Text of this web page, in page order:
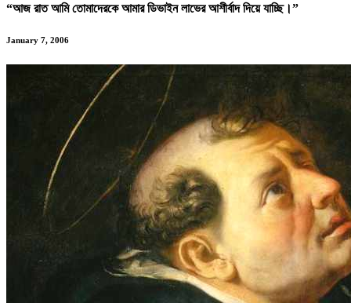
“আজ রাত আমি তোমাদেরকে আমার ডিভাইন লাভের আশীর্বাদ দিয়ে যাচ্ছি।”
January 7, 2006